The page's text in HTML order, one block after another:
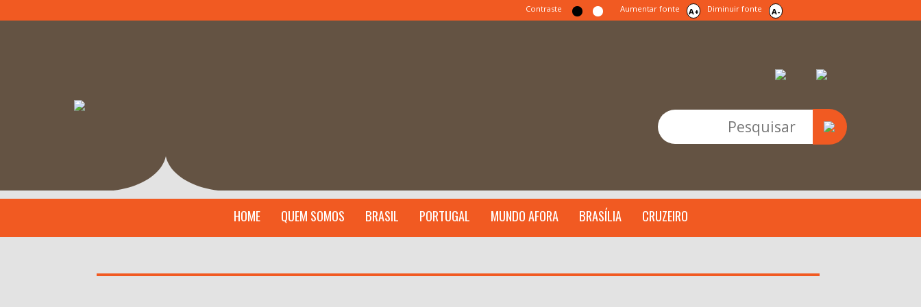
Contraste Aumentar fonte A+ Diminuir fonte A-
HOME QUEM SOMOS BRASIL PORTUGAL MUNDO AFORA BRASÍLIA CRUZEIRO